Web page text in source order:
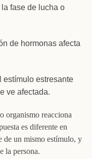
fase de lucha o
de hormonas afecta
estímulo estresante
ve afectada.
organismo reacciona
es diferente en
de un mismo estímulo, y
la persona.